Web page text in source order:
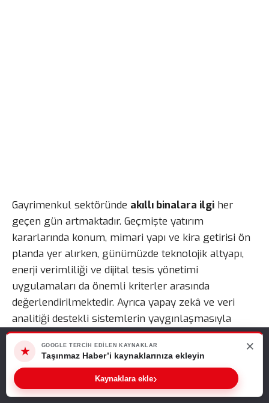
Gayrimenkul sektöründe akıllı binalara ilgi her
geçen gün artmaktadır. Geçmişte yatırım
kararlarında konum, mimari yapı ve kira getirisi ön
planda yer alırken, günümüzde teknolojik altyapı,
enerji verimliliği ve dijital tesis yönetimi
uygulamaları da önemli kriterler arasında
değerlendirilmektedir. Ayrıca yapay zekâ ve veri
analitiği destekli sistemlerin yaygınlaşmasıyla
birlikte yatırımcılar, binaların yalnızca fiziksel
özelliklerine değil, ne kadar verimli yönetildiğine de
odaklanmaktadır.
Web sitemizde size en iyi deneyimi sunabilmemiz için çerezleri
kullanıyoruz. Bu siteyi kullanmaya devam ederseniz, bunu kabul
ettiğinizi varsayarız.
Tamam
★
GOOGLE TERCIH EDILEN KAYNAKLAR
Taşınmaz Haber’i kaynaklarınıza ekleyin
Kaynaklara ekle›
×